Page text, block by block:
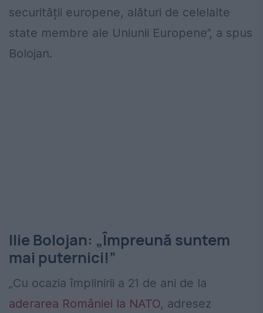
securității europene, alături de celelalte
state membre ale Uniunii Europene”, a spus
Bolojan.
Ilie Bolojan: „Împreună suntem
mai puternici!”
„Cu ocazia împlinirii a 21 de ani de la
aderarea României la NATO, adresez